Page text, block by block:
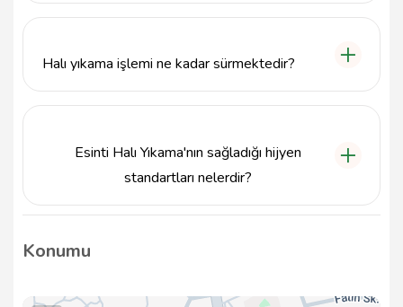
Halı yıkama işlemi ne kadar sürmektedir?
Esinti Halı Yıkama'nın sağladığı hijyen
standartları nelerdir?
Esinti Halı Yıkama, en son teknolojiyi kullanarak
memnuniyetini ön planda tutarak güvenilir hizmet
Konumu